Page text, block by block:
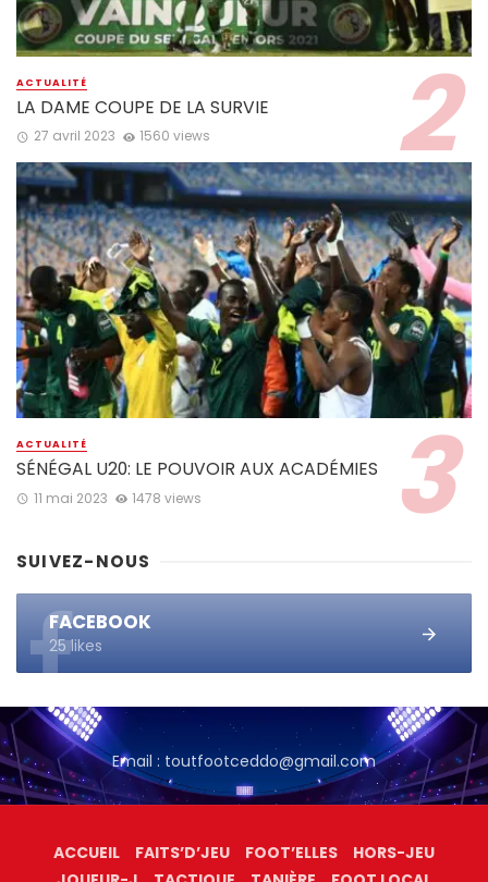
ACTUALITÉ
LA DAME COUPE DE LA SURVIE
27 avril 2023 1560 views
ACTUALITÉ
SÉNÉGAL U20: LE POUVOIR AUX ACADÉMIES
11 mai 2023 1478 views
SUIVEZ-NOUS
FACEBOOK
25 likes
Email : toutfootceddo@gmail.com
ACCUEIL FAITS’D’JEU FOOT’ELLES
HORS-JEU